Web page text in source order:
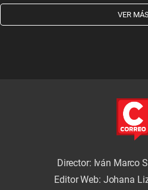
VER
Director: Iván Marco
Editor Web: Johana